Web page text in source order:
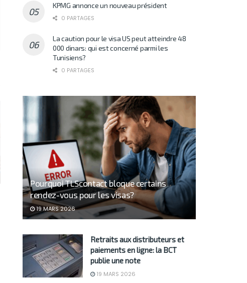
KPMG annonce un nouveau président
0 PARTAGES
La caution pour le visa US peut atteindre 48
000 dinars: qui est concerné parmi les
Tunisiens?
0 PARTAGES
Pourquoi TLScontact bloque certains
rendez-vous pour les visas?
19 MARS 2026
Retraits aux distributeurs et
paiements en ligne: la BCT
publie une note
19 MARS 2026